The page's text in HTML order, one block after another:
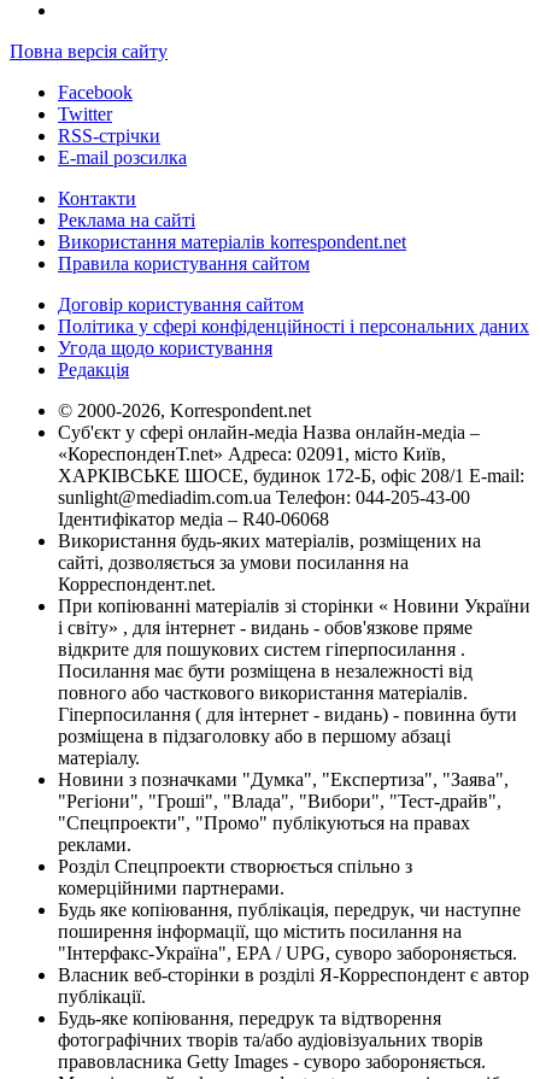
Повна версія сайту
Facebook
Twitter
RSS-стрічки
E-mail розсилка
Контакти
Реклама на сайті
Використання матеріалів korrespondent.net
Правила користування сайтом
Договір користування сайтом
Політика у сфері конфіденційності і персональних даних
Угода щодо користування
Редакція
© 2000-2026, Korrespondent.net
Суб'єкт у сфері онлайн-медіа Назва онлайн-медіа –
«КореспонденТ.net» Адреса: 02091, місто Київ,
ХАРКІВСЬКЕ ШОСЕ, будинок 172-Б, офіс 208/1 E-mail:
sunlight@mediadim.com.ua Телефон: 044-205-43-00
Ідентифікатор медіа – R40-06068
Використання будь-яких матеріалів, розміщених на
сайті, дозволяється за умови посилання на
Корреспондент.net.
При копіюванні матеріалів зі сторінки « Новини України
і світу» , для інтернет - видань - обов'язкове пряме
відкрите для пошукових систем гіперпосилання .
Посилання має бути розміщена в незалежності від
повного або часткового використання матеріалів.
Гіперпосилання ( для інтернет - видань) - повинна бути
розміщена в підзаголовку або в першому абзаці
матеріалу.
Новини з позначками "Думка", "Експертиза", "Заява",
"Регіони", "Гроші", "Влада", "Вибори", "Тест-драйв",
"Спецпроекти", "Промо" публікуються на правах
реклами.
Розділ Спецпроекти створюється спільно з
комерційними партнерами.
Будь яке копіювання, публікація, передрук, чи наступне
поширення інформації, що містить посилання на
"Інтерфакс-Україна", EPA / UPG, суворо забороняється.
Власник веб-сторінки в розділі Я-Корреспондент є автор
публікації.
Будь-яке копіювання, передрук та відтворення
фотографічних творів та/або аудіовізуальних творів
правовласника Getty Images - суворо забороняється.